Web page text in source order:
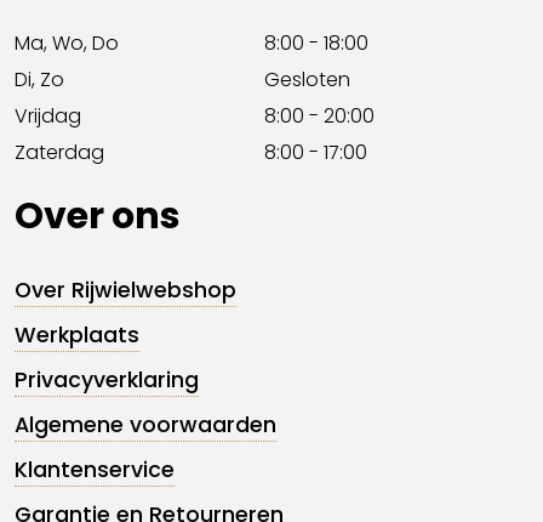
Ma, Wo, Do
8:00 - 18:00
Di, Zo
Gesloten
Vrijdag
8:00 - 20:00
Zaterdag
8:00 - 17:00
Over ons
Over Rijwielwebshop
Werkplaats
Privacyverklaring
Algemene voorwaarden
Klantenservice
Garantie en Retourneren